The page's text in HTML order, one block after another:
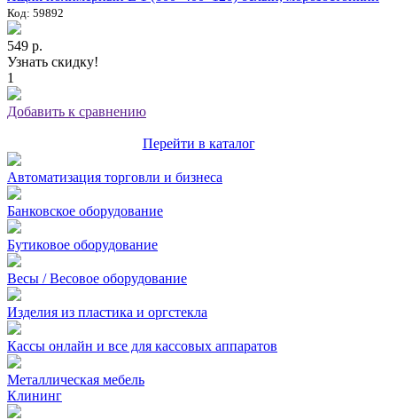
Код: 59892
549 р.
Узнать скидку!
1
Добавить к сравнению
Перейти в каталог
Автоматизация торговли и бизнеса
Банковское оборудование
Бутиковое оборудование
Весы / Весовое оборудование
Изделия из пластика и оргстекла
Кассы онлайн и все для кассовых аппаратов
Металлическая мебель
Клининг